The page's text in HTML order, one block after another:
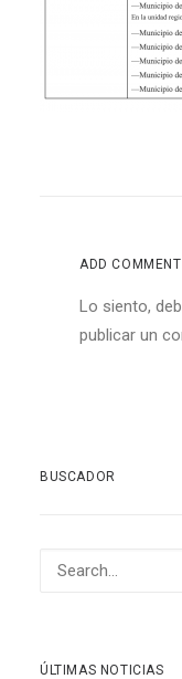
ADD COMMENT
Lo siento,
publicar un
BUSCADOR
ÚLTIMAS NOTICIAS